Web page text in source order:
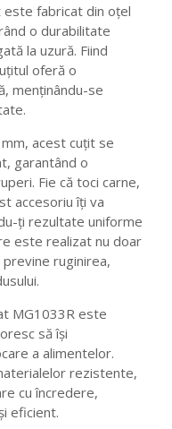
este fabricat din oțel
o durabilitate
la uzură. Fiind
oferă o
menținându-se
acest cuțit se
garantând o
Fie că toci carne,
accesoriu îți va
ți rezultate uniforme
este realizat nu doar
previne ruginirea,
MG1033R este
să își
a alimentelor.
rezistente,
cu încredere,
eficient.